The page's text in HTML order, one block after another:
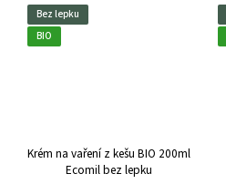
Bez lepku
BIO
Krém na vaření z kešu BIO 200ml
Ecomil bez lepku